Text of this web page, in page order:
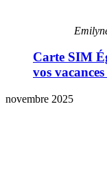
Carte SIM
vos vacances
novembre 2025